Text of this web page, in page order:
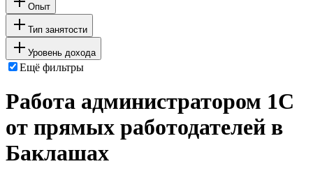
Опыт
Тип занятости
Уровень дохода
Ещё фильтры
Работа администратором 1С
от прямых работодателей в
Баклашах